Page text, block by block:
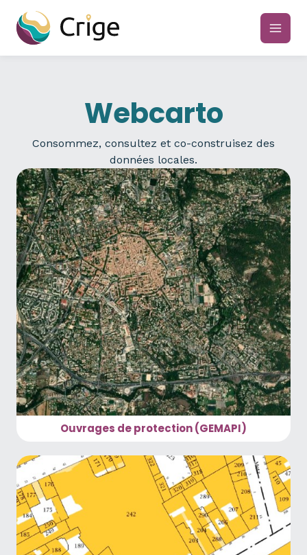
contenu
main
Webcarto
Consommez, consultez et co-construisez des
données locales.
Ouvrages de protection (GEMAPI)